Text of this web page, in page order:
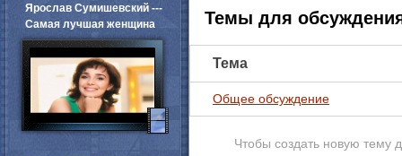
Темы для
Тема
Общее обсуждение
Чтобы создать новую тему
Ярослав Сумишевский ---
Самая лучшая женщина